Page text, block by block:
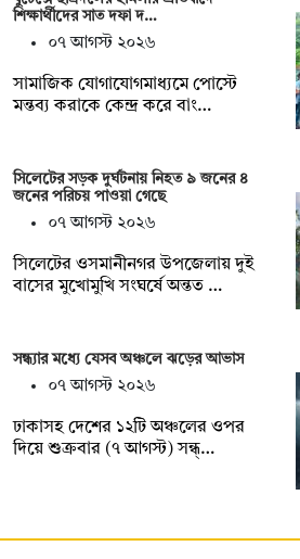
শিক্ষার্থীদের সাত দফা দ…
০৭ আগস্ট ২০২৬
সামাজিক যোগাযোগমাধ্যমে পোস্টে
মন্তব্য করাকে কেন্দ্র করে বাং…
সিলেটের সড়ক দুর্ঘটনায় নিহত ৯ জনের ৪
জনের পরিচয় পাওয়া গেছে
০৭ আগস্ট ২০২৬
সিলেটের ওসমানীনগর উপজেলায় দুই
বাসের মুখোমুখি সংঘর্ষে অন্তত …
সন্ধ্যার মধ্যে যেসব অঞ্চলে ঝড়ের আভাস
০৭ আগস্ট ২০২৬
ঢাকাসহ দেশের ১২টি অঞ্চলের ওপর
দিয়ে শুক্রবার (৭ আগস্ট) সন্ধ্…